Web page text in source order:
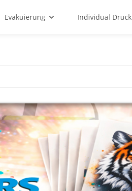
Evakuierung Individual Druck